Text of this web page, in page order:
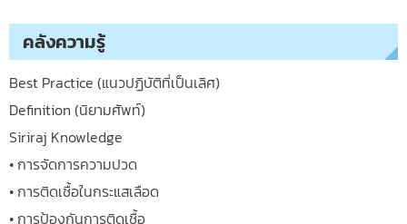
คลังความรู้
Best Practice (แนวปฏิบัติที่เป็นเลิศ)
Definition (นิยามศัพท์)
Siriraj Knowledge
• การจัดการความปวด
• การติดเชื้อในกระแสเลือด
• การป้องกันการติดเชื้อ